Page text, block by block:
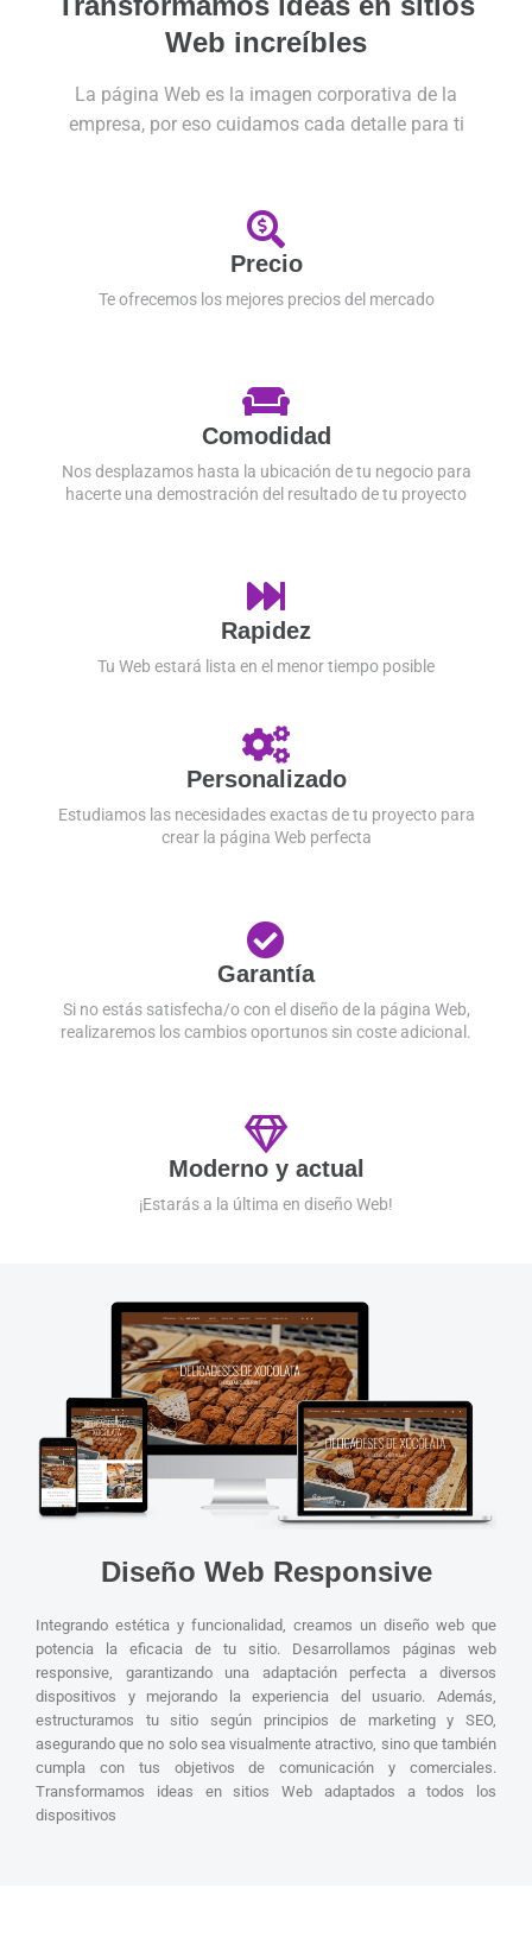
Web increíbles
La página Web es la imagen corporativa de la
empresa, por eso cuidamos cada detalle para ti
Precio
Te ofrecemos los mejores precios del mercado
Comodidad
Nos desplazamos hasta la ubicación de tu negocio para
hacerte una demostración del resultado de tu proyecto
Rapidez
Tu Web estará lista en el menor tiempo posible
Personalizado
Estudiamos las necesidades exactas de tu proyecto para
crear la página Web perfecta
Garantía
Si no estás satisfecha/o con el diseño de la página Web,
realizaremos los cambios oportunos sin coste adicional.
Moderno y actual
¡Estarás a la última en diseño Web!
Diseño Web Responsive
Integrando estética y funcionalidad, creamos un diseño web que
potencia la eficacia de tu sitio. Desarrollamos páginas web
responsive, garantizando una adaptación perfecta a diversos
dispositivos y mejorando la experiencia del usuario. Además,
estructuramos tu sitio según principios de marketing y SEO,
asegurando que no solo sea visualmente atractivo, sino que también
cumpla con tus objetivos de comunicación y comerciales.
Transformamos ideas en sitios Web adaptados a todos los
dispositivos